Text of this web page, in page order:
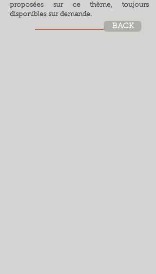
proposées sur ce thème, toujours
disponibles sur demande.
BACK